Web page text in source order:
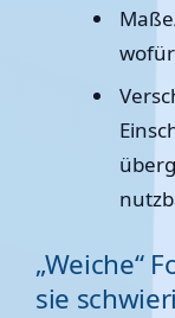
„Weiche“
sie